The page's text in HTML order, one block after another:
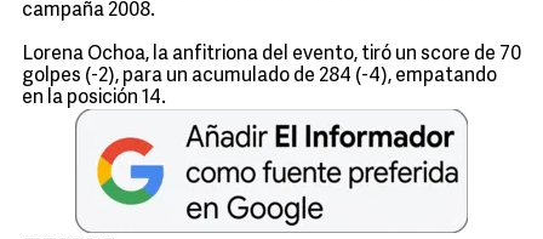
campaña 2008.
Lorena Ochoa, la anfitriona del evento, tiró un score de 70
golpes (-2), para un acumulado de 284 (-4), empatando
en la posición 14.